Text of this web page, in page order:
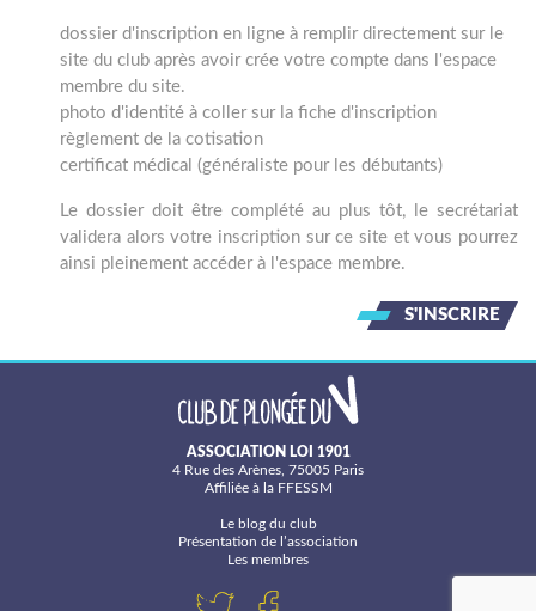
dossier d'inscription en ligne à remplir directement sur le
site du club après avoir crée votre compte dans l'espace
membre du site.
photo d'identité à coller sur la fiche d'inscription
règlement de la cotisation
certificat médical (généraliste pour les débutants)
Le dossier doit être complété au plus tôt, le secrétariat
validera alors votre inscription sur ce site et vous pourrez
ainsi pleinement accéder à l'espace membre.
S'INSCRIRE
ASSOCIATION LOI 1901
4 Rue des Arènes, 75005 Paris
Affiliée à la FFESSM
Le blog du club
Présentation de l’association
Les membres